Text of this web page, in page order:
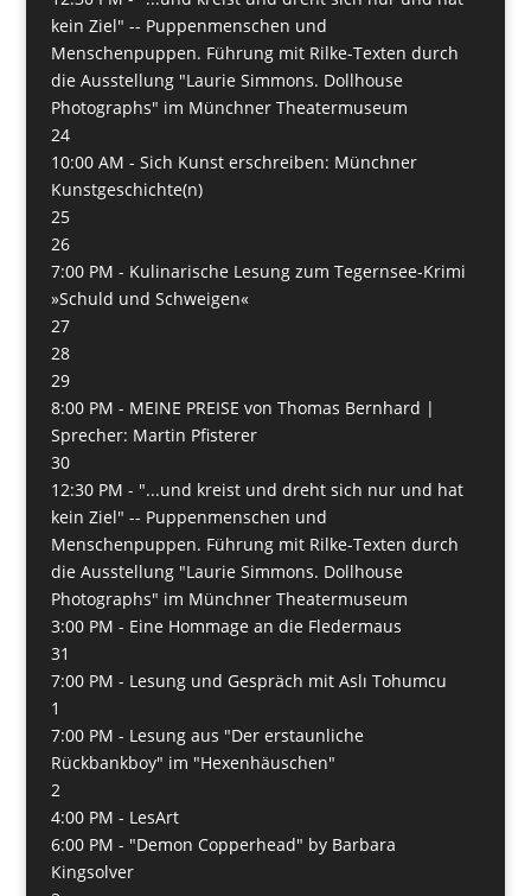
kein Ziel" -- Puppenmenschen und
Menschenpuppen. Führung mit Rilke-Texten durch
die Ausstellung "Laurie Simmons. Dollhouse
Photographs" im Münchner Theatermuseum
24
10:00 AM - Sich Kunst erschreiben: Münchner
Kunstgeschichte(n)
25
26
7:00 PM - Kulinarische Lesung zum Tegernsee-Krimi
»Schuld und Schweigen«
27
28
29
8:00 PM - MEINE PREISE von Thomas Bernhard |
Sprecher: Martin Pfisterer
30
12:30 PM - "...und kreist und dreht sich nur und hat
kein Ziel" -- Puppenmenschen und
Menschenpuppen. Führung mit Rilke-Texten durch
die Ausstellung "Laurie Simmons. Dollhouse
Photographs" im Münchner Theatermuseum
3:00 PM - Eine Hommage an die Fledermaus
31
7:00 PM - Lesung und Gespräch mit Aslı Tohumcu
1
7:00 PM - Lesung aus "Der erstaunliche
Rückbankboy" im "Hexenhäuschen"
2
4:00 PM - LesArt
6:00 PM - "Demon Copperhead" by Barbara
Kingsolver